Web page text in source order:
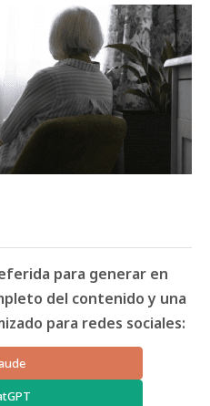
para generar en
del contenido y una
para redes sociales: